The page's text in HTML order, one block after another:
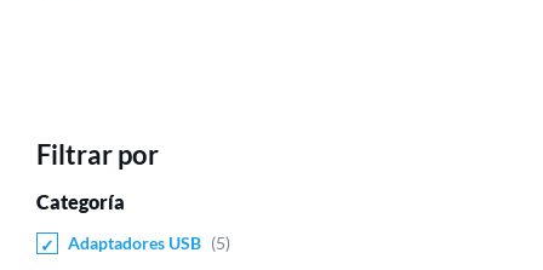
Filtrar por
Categoría
Adaptadores USB
5